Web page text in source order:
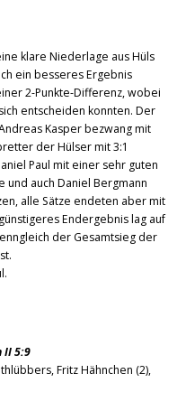
klare Niederlage aus Hüls
ein besseres Ergebnis
2-Punkte-Differenz, wobei
entscheiden konnten. Der
Kasper bezwang mit
der Hülser mit 3:1
Paul mit einer sehr guten
und auch Daniel Bergmann
alle Sätze endeten aber mit
Endergebnis lag auf
der Gesamtsieg der
II 5:9
Fritz Hähnchen (2),